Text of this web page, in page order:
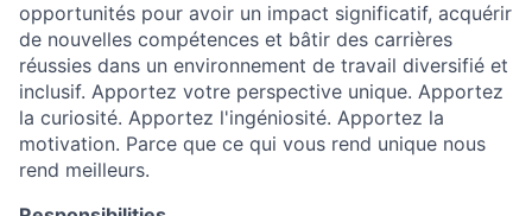
opportunités pour avoir un impact significatif, acquérir
de nouvelles compétences et bâtir des carrières
réussies dans un environnement de travail diversifié et
inclusif. Apportez votre perspective unique. Apportez
la curiosité. Apportez l'ingéniosité. Apportez la
motivation. Parce que ce qui vous rend unique nous
rend meilleurs.